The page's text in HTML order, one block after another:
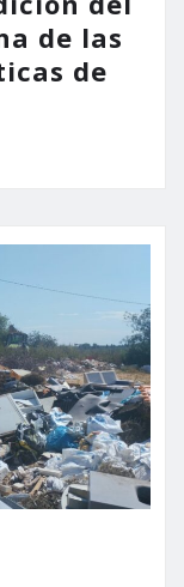
de las
de